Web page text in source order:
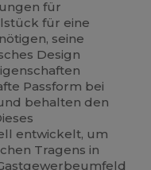
für
für eine
seine
Design
Passform bei
behalten den
entwickelt, um
Tragens in